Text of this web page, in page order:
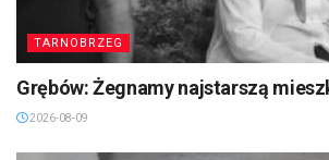
TARNOBRZEG
Grębów: Żegnamy najstarszą
2026-08-09